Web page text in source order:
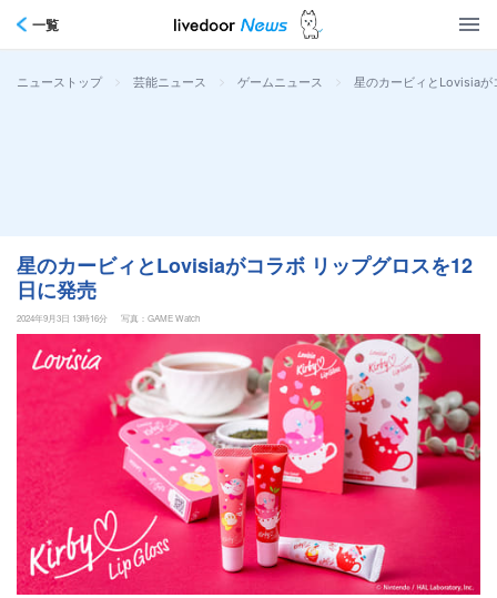
一覧
ニューストップ > 芸能ニュース > ゲームニュース > 星のカービィとLovisiaが
星のカービィとLovisiaがコラボ リップグロスを12
日に発売
2024年9月3日 13時16分 写真：GAME Watch